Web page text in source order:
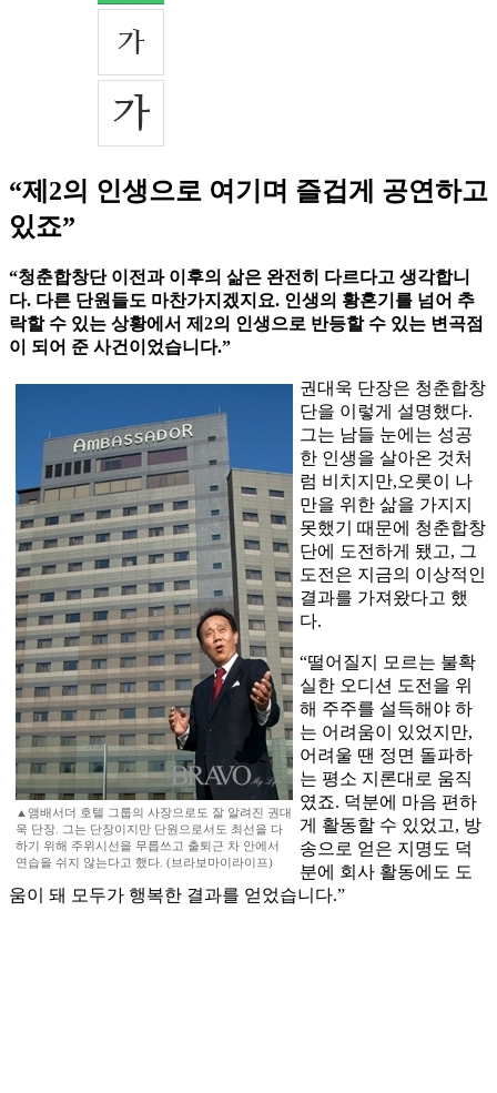
“제2의 인생으로 여기며 즐겁게 공연하고
있죠”
“청춘합창단 이전과 이후의 삶은 완전히 다르다고 생각합니
다. 다른 단원들도 마찬가지겠지요. 인생의 황혼기를 넘어 추
락할 수 있는 상황에서 제2의 인생으로 반등할 수 있는 변곡점
이 되어 준 사건이었습니다.”
▲앰배서더 호텔 그룹의 사장으로도 잘 알려진 권대
욱 단장. 그는 단장이지만 단원으로서도 최선을 다
하기 위해 주위시선을 무릅쓰고 출퇴근 차 안에서
연습을 쉬지 않는다고 했다. (브라보마이라이프)
권대욱 단장은 청춘합창
단을 이렇게 설명했다.
그는 남들 눈에는 성공
한 인생을 살아온 것처
럼 비치지만,오롯이 나
만을 위한 삶을 가지지
못했기 때문에 청춘합창
단에 도전하게 됐고, 그
도전은 지금의 이상적인
결과를 가져왔다고 했
다.
“떨어질지 모르는 불확
실한 오디션 도전을 위
해 주주를 설득해야 하
는 어려움이 있었지만,
어려울 땐 정면 돌파하
는 평소 지론대로 움직
였죠. 덕분에 마음 편하
게 활동할 수 있었고, 방
송으로 얻은 지명도 덕
분에 회사 활동에도 도
움이 돼 모두가 행복한 결과를 얻었습니다.”